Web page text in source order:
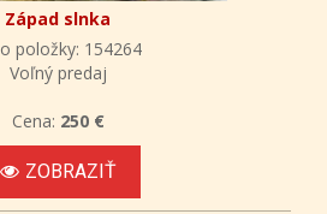
Západ slnka
položky: 154264
Voľný predaj
Cena: 250 €
ZOBRAZIŤ